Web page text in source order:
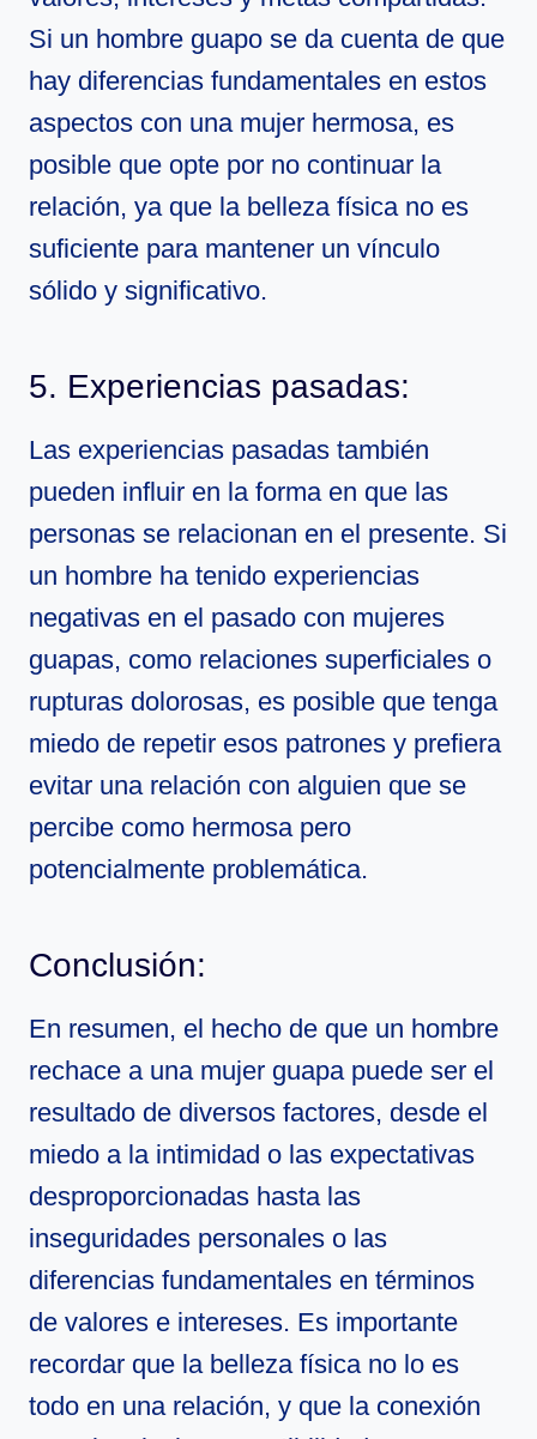
Si un hombre guapo se da cuenta de que
hay diferencias fundamentales en estos
aspectos con una mujer hermosa, es
posible que opte por no continuar la
relación, ya que la belleza física no es
suficiente para mantener un vínculo
sólido y significativo.
5. Experiencias pasadas:
Las experiencias pasadas también
pueden influir en la forma en que las
personas se relacionan en el presente. Si
un hombre ha tenido experiencias
negativas en el pasado con mujeres
guapas, como relaciones superficiales o
rupturas dolorosas, es posible que tenga
miedo de repetir esos patrones y prefiera
evitar una relación con alguien que se
percibe como hermosa pero
potencialmente problemática.
Conclusión:
En resumen, el hecho de que un hombre
rechace a una mujer guapa puede ser el
resultado de diversos factores, desde el
miedo a la intimidad o las expectativas
desproporcionadas hasta las
inseguridades personales o las
diferencias fundamentales en términos
de valores e intereses. Es importante
recordar que la belleza física no lo es
todo en una relación, y que la conexión